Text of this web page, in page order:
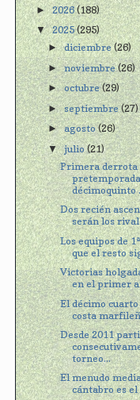
►2026(188)
▼2025(295)
►diciembre(26)
►noviembre(26)
►octubre(29)
►septiembre(27)
►agosto(26)
▼julio(21)
Primera derrota
décimoquinto
Dos recién
serán los
Los equipos de
que el resto
Victorias
en el primer
El décimo
costa
Desde 2011
torneo...
El menudo
cántabro es